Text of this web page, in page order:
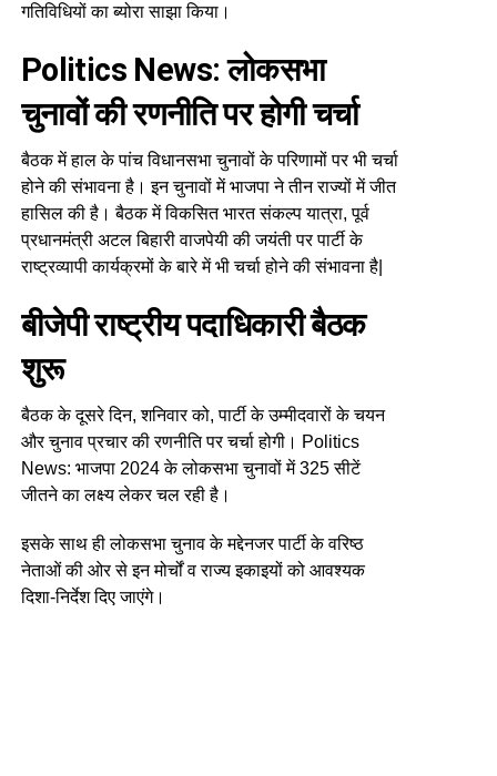
गतिविधियों का ब्योरा साझा किया।
Politics News: लोकसभा
चुनावों की रणनीति पर होगी चर्चा
बैठक में हाल के पांच विधानसभा चुनावों के परिणामों पर भी चर्चा
होने की संभावना है। इन चुनावों में भाजपा ने तीन राज्यों में जीत
हासिल की है। बैठक में विकसित भारत संकल्प यात्रा, पूर्व
प्रधानमंत्री अटल बिहारी वाजपेयी की जयंती पर पार्टी के
राष्ट्रव्यापी कार्यक्रमों के बारे में भी चर्चा होने की संभावना है|
बीजेपी राष्ट्रीय पदाधिकारी बैठक
शुरू
बैठक के दूसरे दिन, शनिवार को, पार्टी के उम्मीदवारों के चयन
और चुनाव प्रचार की रणनीति पर चर्चा होगी। Politics
News: भाजपा 2024 के लोकसभा चुनावों में 325 सीटें
जीतने का लक्ष्य लेकर चल रही है।
इसके साथ ही लोकसभा चुनाव के मद्देनजर पार्टी के वरिष्ठ
नेताओं की ओर से इन मोर्चों व राज्य इकाइयों को आवश्यक
दिशा-निर्देश दिए जाएंगे।